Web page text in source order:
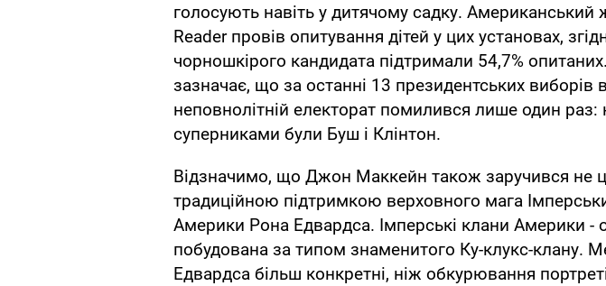
голосують навіть у дитячому садку. Американський
Reader провів опитування дітей у цих установах,
чорношкірого кандидата підтримали 54,7%
зазначає, що за останні 13 президентських виборів
неповнолітній електорат помилився лише один раз:
суперниками були Буш і Клінтон.
Відзначимо, що Джон Маккейн також заручився не
традиційною підтримкою верховного мага
Америки Рона Едвардса. Імперські клани Америки -
побудована за типом знаменитого Ку-клукс-клану.
Едвардса більш конкретні, ніж обкурювання